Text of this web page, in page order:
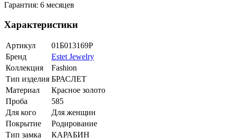
Гарантия: 6 месяцев
Характеристики
Артикул
01Б013169Р
Бренд
Estet Jewelry
Коллекция
Fashion
Тип изделия БРАСЛЕТ
Материал
Красное золото
Проба
585
Для кого
Для женщин
Покрытие
Родирование
Тип замка
КАРАБИН